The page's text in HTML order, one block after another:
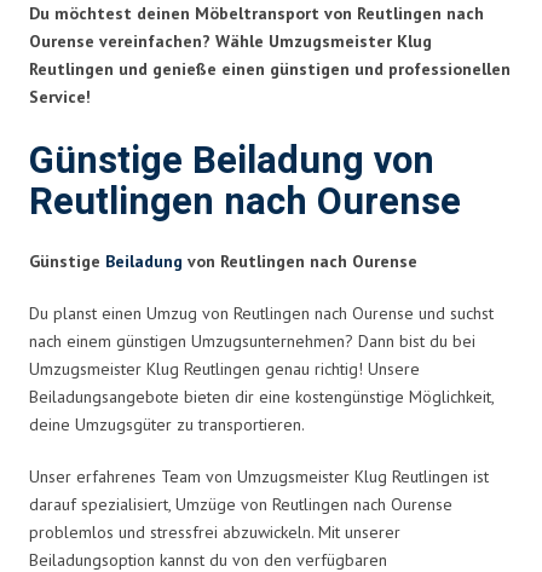
Du möchtest deinen Möbeltransport von Reutlingen nach
Ourense vereinfachen? Wähle Umzugsmeister Klug
Reutlingen und genieße einen günstigen und professionellen
Service!
Günstige Beiladung von
Reutlingen nach Ourense
Günstige Beiladung von Reutlingen nach Ourense
Du planst einen Umzug von Reutlingen nach Ourense und suchst
nach einem günstigen Umzugsunternehmen? Dann bist du bei
Umzugsmeister Klug Reutlingen genau richtig! Unsere
Beiladungsangebote bieten dir eine kostengünstige Möglichkeit,
deine Umzugsgüter zu transportieren.
Unser erfahrenes Team von Umzugsmeister Klug Reutlingen ist
darauf spezialisiert, Umzüge von Reutlingen nach Ourense
problemlos und stressfrei abzuwickeln. Mit unserer
Beiladungsoption kannst du von den verfügbaren